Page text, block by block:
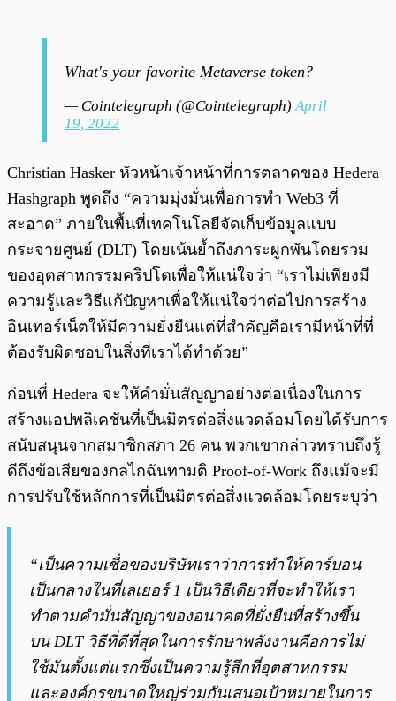
What's your favorite Metaverse token?
— Cointelegraph (@Cointelegraph)April
19, 2022
Christian Hasker หัวหน้าเจ้าหน้าที่การตลาดของ Hedera
Hashgraph พูดถึง “ความมุ่งมั่นเพื่อการทำ Web3 ที่
สะอาด” ภายในพื้นที่เทคโนโลยีจัดเก็บข้อมูลแบบ
กระจายศูนย์ (DLT) โดยเน้นย้ำถึงภาระผูกพันโดยรวม
ของอุตสาหกรรมคริปโตเพื่อให้แน่ใจว่า “เราไม่เพียงมี
ความรู้และวิธีแก้ปัญหาเพื่อให้แน่ใจว่าต่อไปการสร้าง
อินเทอร์เน็ตให้มีความยั่งยืนแต่ที่สำคัญคือเรามีหน้าที่ที่
ต้องรับผิดชอบในสิ่งที่เราได้ทำด้วย”
ก่อนที่ Hedera จะให้คำมั่นสัญญาอย่างต่อเนื่องในการ
สร้างแอปพลิเคชันที่เป็นมิตรต่อสิ่งแวดล้อมโดยได้รับการ
สนับสนุนจากสมาชิกสภา 26 คน พวกเขากล่าวทราบถึงรู้
ดีถึงข้อเสียของกลไกฉันทามติ Proof-of-Work ถึงแม้จะมี
การปรับใช้หลักการที่เป็นมิตรต่อสิ่งแวดล้อมโดยระบุว่า
“เป็นความเชื่อของบริษัทเราว่าการทำให้คาร์บอน
เป็นกลางในที่เลเยอร์ 1 เป็นวิธีเดียวที่จะทำให้เรา
ทำตามคำมั่นสัญญาของอนาคตที่ยั่งยืนที่สร้างขึ้น
บน DLT วิธีที่ดีที่สุดในการรักษาพลังงานคือการไม่
ใช้มันตั้งแต่แรกซึ่งเป็นความรู้สึกที่อุตสาหกรรม
และองค์กรขนาดใหญ่ร่วมกันเสนอเป้าหมายในการ